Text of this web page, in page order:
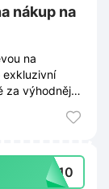
nákup na
na
exkluzivní
za výhodnější
VA10